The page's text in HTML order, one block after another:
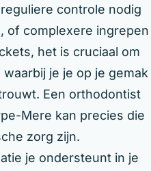
controle nodig
of complexere ingrepen
het is cruciaal om
je je op je gemak
Een orthodontist
Mere kan precies die
zorg zijn.
je ondersteunt in je